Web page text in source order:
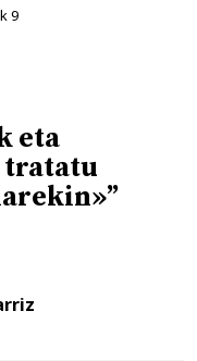
9
eta